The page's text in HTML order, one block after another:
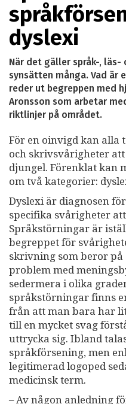
dyslexi
När det gäller språk-, läs-
synsätten många. Vad är
reder ut begreppen med
Aronsson som arbetar
riktlinjer på området.
För en oinvigd kan alla
och skrivsvårigheter
djungel. Förenklat kan
om två kategorier:
Dyslexi är diagnosen
specifika svårigheter
Språkstörningar är
begreppet för
skrivning som beror på
problem med
sedermera i olika
språkstörningar finns
från att man bara har
till en mycket svag
uttrycka sig. Ibland
språkförsening, men
legitimerad logoped
medicinsk term.
– Av någon anledning